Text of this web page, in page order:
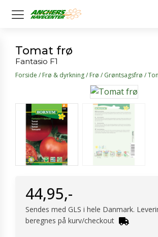
Forside / Frø & dyrkning/ Frø / Grøntsagsfrø /
Tomat frø
Fantasio F1
44,95,-
Sendes med GLS i hele Danmark.
beregnes på kurv/checkout